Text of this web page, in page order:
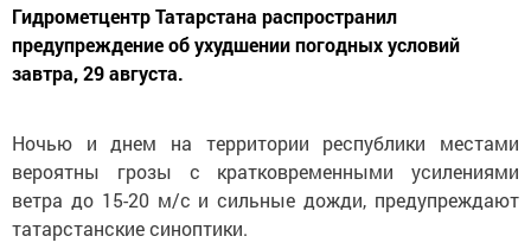
Гидрометцентр Татарстана распространил
предупреждение об ухудшении погодных условий
завтра, 29 августа.
Ночью и днем на территории республики местами
вероятны грозы с кратковременными усилениями
ветра до 15-20 м/с и сильные дожди, предупреждают
татарстанские синоптики.